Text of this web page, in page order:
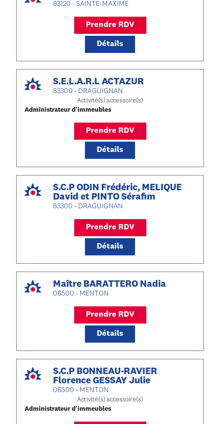
83120 - SAINTE-MAXIME
Prendre RDV
Détails
S.E.L.A.R.L ACTAZUR
83300 - DRAGUIGNAN
Activité(s) accessoire(s)
Administrateur d'immeubles
Prendre RDV
Détails
S.C.P ODIN Frédéric, MELIQUE
David et PINTO Sérafim
83300 - DRAGUIGNAN
Prendre RDV
Détails
Maître BARATTERO Nadia
06500 - MENTON
Prendre RDV
Détails
S.C.P BONNEAU-RAVIER
Florence GESSAY Julie
06500 - MENTON
Activité(s) accessoire(s)
Administrateur d'immeubles